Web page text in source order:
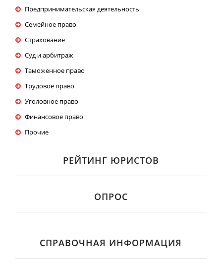
Предпринимательская деятельность
Семейное право
Страхование
Суд и арбитраж
Таможенное право
Трудовое право
Уголовное право
Финансовое право
Прочие
РЕЙТИНГ ЮРИСТОВ
ОПРОС
СПРАВОЧНАЯ ИНФОРМАЦИЯ